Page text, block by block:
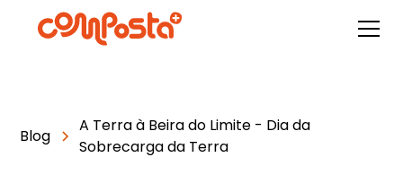
Blog
A Terra à Beira do Limite - Dia da
Sobrecarga da Terra